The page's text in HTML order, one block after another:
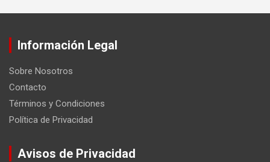
Información Legal
Sobre Nosotros
Contacto
Términos y Condiciones
Política de Privacidad
Avisos de Privacidad